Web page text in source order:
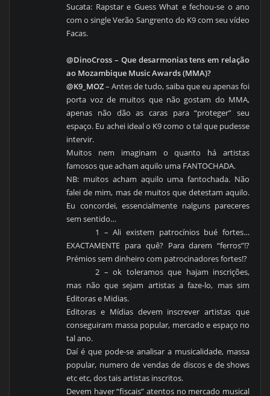
Sucata: Rapstar e Guess What e fechou-se o ano
com o single Verão Sangrento do K9 com seu vídeo
Facas.
@DinoCross – Que desarmonias tens em relação
ao Mozambique Music Awards (MMA)?
@K9_MOZ– Antes de tudo, saiba que eu apenas foi
porta voz de muitos que não gostam do MMA,
apenas não dão as caras para “proteger” seu
espaço. Eu achei ideal o K9 como o tal que pudesse
intervir.
Muitos nem imaginam o quanto há artistas
famosos que acham aquilo uma FANTOCHADA.
NB: muitos acham aquilo uma fantochada. Não
falei de mim, mas de muitos que detestam aquilo.
Eu concordei, essencialmente nalguns pareceres
sem sentido…
1 – Ali existem patrocínios bué fortes…
EXACTAMENTE para quê? Para darem “ferros”!?
Prémios sem dinheiro com patrocinadores fortes!?
2 – ok toleramos que hajam inscrições,
mas não que sejam artistas a faze-lo, mas sim
Editoras e Midias.
Editoras e Mídias devem inscrever artistas que
conseguiram massa popular, mercado e espaço no
tal ano.
Daí é que pode-se analisar a musicalidade, massa
popular, numero de vendas de discos e de shows
etc etc, dos tais artistas inscritos.
Devem haver “fiscais” atentos no mercado musical